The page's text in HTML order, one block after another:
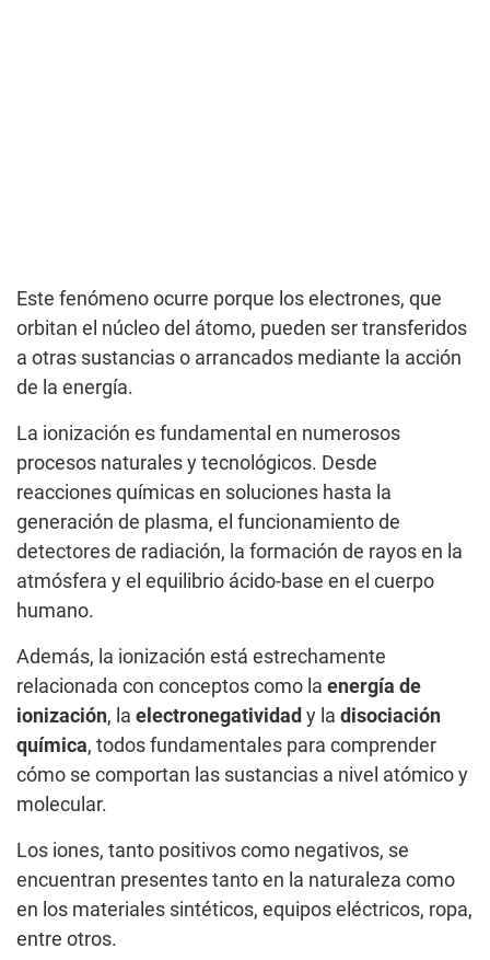
Este fenómeno ocurre porque los electrones, que
orbitan el núcleo del átomo, pueden ser transferidos
a otras sustancias o arrancados mediante la acción
de la energía.
La ionización es fundamental en numerosos
procesos naturales y tecnológicos. Desde
reacciones químicas en soluciones hasta la
generación de plasma, el funcionamiento de
detectores de radiación, la formación de rayos en la
atmósfera y el equilibrio ácido-base en el cuerpo
humano.
Además, la ionización está estrechamente
relacionada con conceptos como la energía de
ionización, la electronegatividad y la disociación
química, todos fundamentales para comprender
cómo se comportan las sustancias a nivel atómico y
molecular.
Los iones, tanto positivos como negativos, se
encuentran presentes tanto en la naturaleza como
en los materiales sintéticos, equipos eléctricos, ropa,
entre otros.